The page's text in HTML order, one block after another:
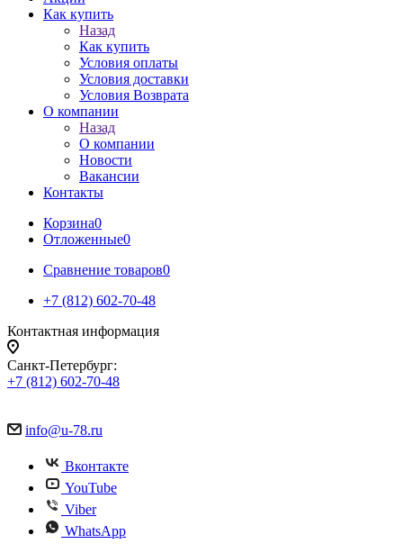
Как купить
Назад
Как купить
Условия оплаты
Условия доставки
Условия Возврата
О компании
Назад
О компании
Новости
Вакансии
Контакты
Корзина0
Отложенные0
Сравнение товаров0
+7 (812) 602-70-48
Контактная информация
Санкт-Петербург:
+7 (812) 602-70-48
info@u-78.ru
Вконтакте
YouTube
Viber
WhatsApp